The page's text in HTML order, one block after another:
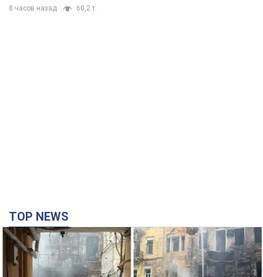
8 часов назад 60,2 т.
TOP NEWS